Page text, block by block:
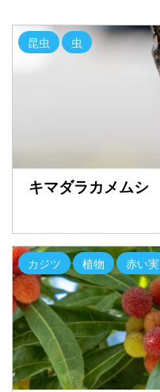
昆虫 虫
キマダラカメムシ
カジツ 植物 赤い実